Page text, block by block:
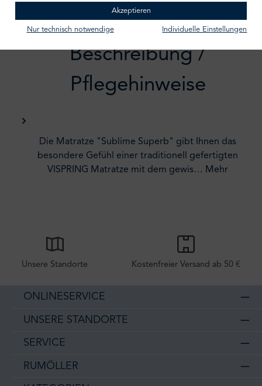
Beschreibung /
Pflegehinweise
Die Matratze "Sublime Superb" gibt Ihnen das
besondere Gefühl einer traditionell gefertigten
VISPRING Matratze mit dem gewis… Mehr
Unsere Standorte Kostenfreier Versand ab 50 €
ONLINESERVICE
UNSERE STANDORTE
SERVICE
RUMÖLLER
Akzeptieren
Nur technisch notwendige Individuelle Einstellungen